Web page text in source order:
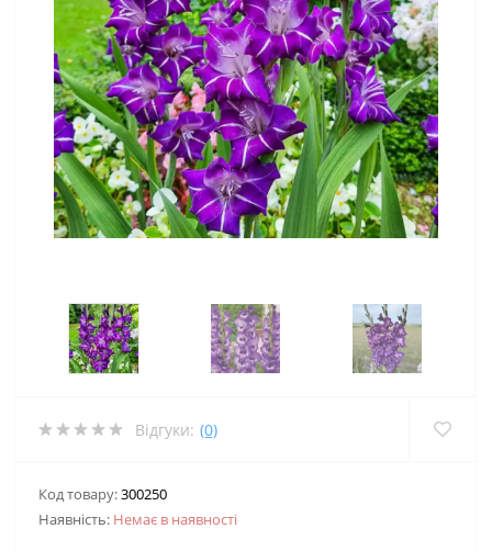
Відгуки: (0)
Код товару:300250
Наявність: Немає в наявностi